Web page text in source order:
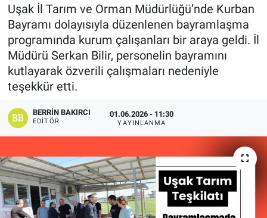
Uşak İl Tarım ve Orman Müdürlüğü’nde Kurban
Bayramı dolayısıyla düzenlenen bayramlaşma
programında kurum çalışanları bir araya geldi. İl
Müdürü Serkan Bilir, personelin bayramını
kutlayarak özverili çalışmaları nedeniyle
teşekkür etti.
BERRIN BAKIRCI
EDITÖR
01.06.2026 - 11:30
YAYINLANMA
Manşet
Resmi İlanlar
Sağlık
Uşak Haberleri